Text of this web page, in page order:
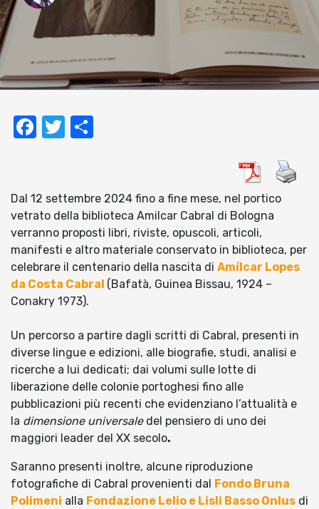
Facebook
Twitter
Dal 12 settembre 2024 fino a fine mese, nel portico
vetrato della biblioteca Amilcar Cabral di Bologna
verranno proposti libri, riviste, opuscoli, articoli,
manifesti e altro materiale conservato in biblioteca, per
celebrare il centenario della nascita di Amílcar Lopes
da Costa Cabral (Bafatà, Guinea Bissau, 1924 –
Conakry 1973).
Un percorso a partire dagli scritti di Cabral, presenti in
diverse lingue e edizioni, alle biografie, studi, analisi e
ricerche a lui dedicati; dai volumi sulle lotte di
liberazione delle colonie portoghesi fino alle
pubblicazioni più recenti che evidenziano l’attualità e
la dimensione universale del pensiero di uno dei
maggiori leader del XX secolo.
Saranno presenti inoltre, alcune riproduzione
fotografiche di Cabral provenienti dal
Fondo Bruna
Polimeni alla Fondazione Lelio e Lisli Basso Onlus di